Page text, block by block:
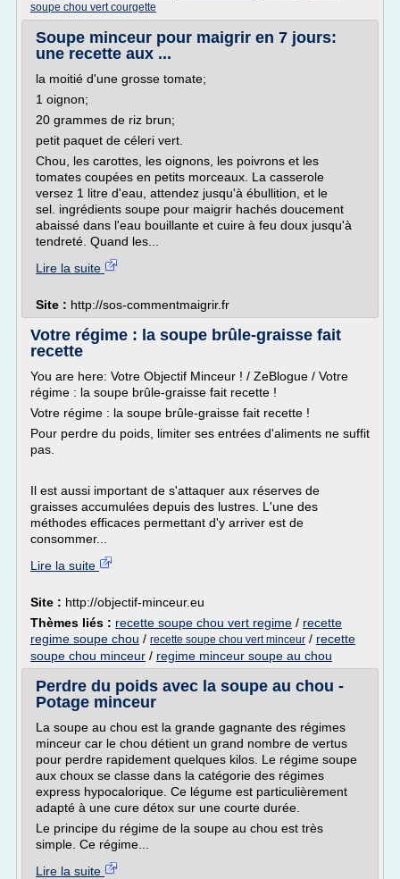
soupe chou vert courgette
Soupe minceur pour maigrir en 7 jours:
une recette aux ...
la moitié d'une grosse tomate;
1 oignon;
20 grammes de riz brun;
petit paquet de céleri vert.
Chou, les carottes, les oignons, les poivrons et les
tomates coupées en petits morceaux. La casserole
versez 1 litre d'eau, attendez jusqu'à ébullition, et le
sel. ingrédients soupe pour maigrir hachés doucement
abaissé dans l'eau bouillante et cuire à feu doux jusqu'à
tendreté. Quand les...
Lire la suite
Site : http://sos-commentmaigrir.fr
Votre régime : la soupe brûle-graisse fait
recette
You are here: Votre Objectif Minceur ! / ZeBlogue / Votre
régime : la soupe brûle-graisse fait recette !
Votre régime : la soupe brûle-graisse fait recette !
Pour perdre du poids, limiter ses entrées d'aliments ne suffit
pas.
Il est aussi important de s'attaquer aux réserves de
graisses accumulées depuis des lustres. L'une des
méthodes efficaces permettant d'y arriver est de
consommer...
Lire la suite
Site : http://objectif-minceur.eu
Thèmes liés : recette soupe chou vert regime / recette
regime soupe chou / recette soupe chou vert minceur / recette
soupe chou minceur / regime minceur soupe au chou
Perdre du poids avec la soupe au chou -
Potage minceur
La soupe au chou est la grande gagnante des régimes
minceur car le chou détient un grand nombre de vertus
pour perdre rapidement quelques kilos. Le régime soupe
aux choux se classe dans la catégorie des régimes
express hypocalorique. Ce légume est particulièrement
adapté à une cure détox sur une courte durée.
Le principe du régime de la soupe au chou est très
simple. Ce régime...
Lire la suite